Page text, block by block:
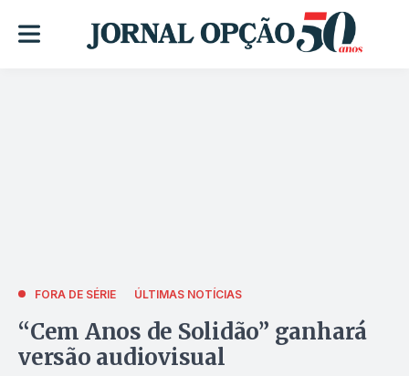
FORA DE SÉRIE ÚLTIMAS NOTÍCIAS
“Cem Anos de Solidão” ganhará
versão audiovisual